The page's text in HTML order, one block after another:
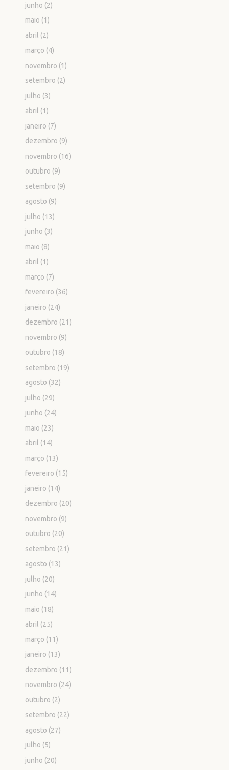
junho (2)
maio (1)
abril (2)
março (4)
novembro (1)
setembro (2)
julho (3)
abril (1)
janeiro (7)
dezembro (9)
novembro (16)
outubro (9)
setembro (9)
agosto (9)
julho (13)
junho (3)
maio (8)
abril (1)
março (7)
fevereiro (36)
janeiro (24)
dezembro (21)
novembro (9)
outubro (18)
setembro (19)
agosto (32)
julho (29)
junho (24)
maio (23)
abril (14)
março (13)
fevereiro (15)
janeiro (14)
dezembro (20)
novembro (9)
outubro (20)
setembro (21)
agosto (13)
julho (20)
junho (14)
maio (18)
abril (25)
março (11)
janeiro (13)
dezembro (11)
novembro (24)
outubro (2)
setembro (22)
agosto (27)
julho (5)
junho (20)